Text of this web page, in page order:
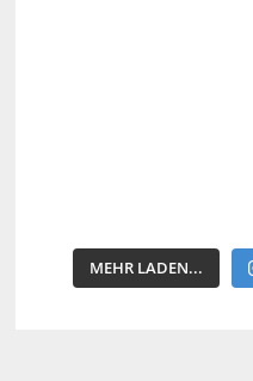
MEHR LADEN...